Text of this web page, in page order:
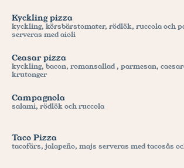
Kyckling pizza
kyckling, körsbärstomater, rödlök, ruccola och
serveras med aioli
Ceasar pizza
kyckling, bacon, romansallad , parmesan,
krutonger
Campagnola
salami, rödlök och ruccola
Taco Pizza
tacofärs, jalapeño, majs serveras med tacosås